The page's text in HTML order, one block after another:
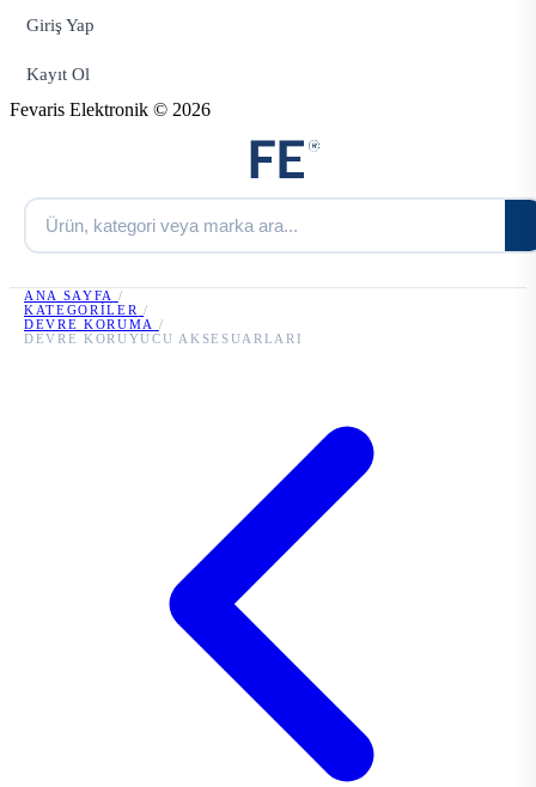
Giriş Yap
Kayıt Ol
Fevaris Elektronik © 2026
ANA SAYFA /
KATEGORILER /
DEVRE KORUMA /
DEVRE KORUYUCU AKSESUARLARI